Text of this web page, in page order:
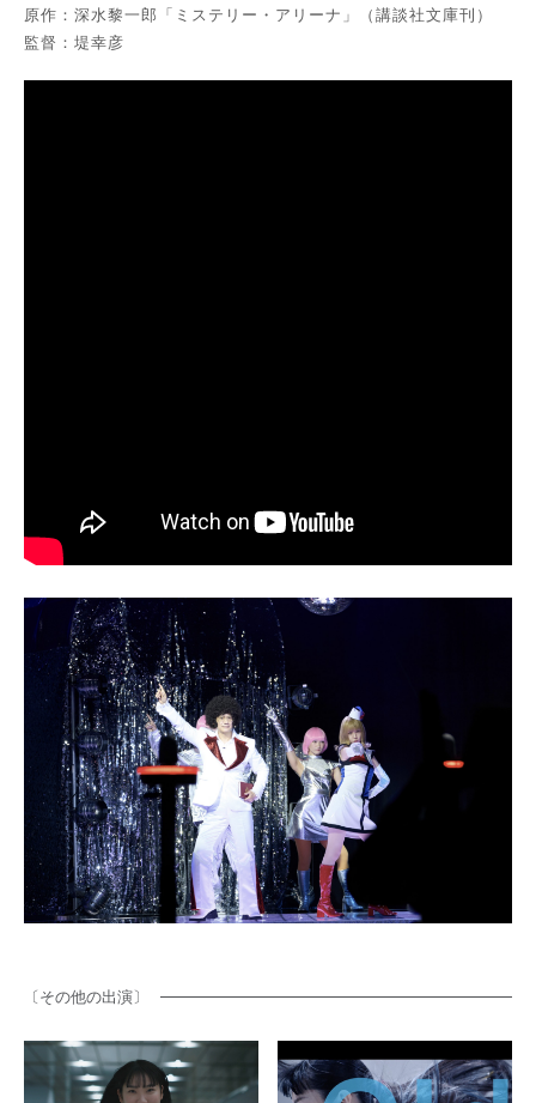
原作：深水黎一郎「ミステリー・アリーナ」（講談社文庫刊）
監督：堤幸彦
〔その他の出演〕
ENTRY
CONTACT